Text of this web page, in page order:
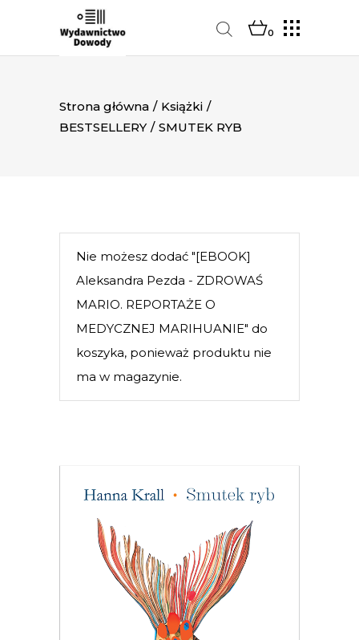
0
Strona główna / Książki /
BESTSELLERY / SMUTEK RYB
Nie możesz dodać "[EBOOK]
Aleksandra Pezda - ZDROWAŚ
MARIO. REPORTAŻE O
MEDYCZNEJ MARIHUANIE" do
koszyka, ponieważ produktu nie
ma w magazynie.